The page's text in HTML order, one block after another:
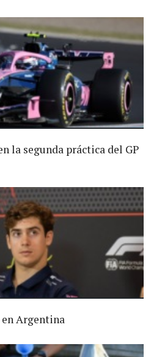
la segunda práctica del GP
Argentina